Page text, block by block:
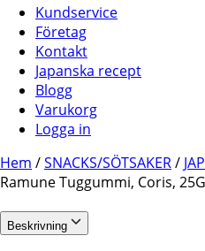
Kundservice
Företag
Kontakt
Japanska recept
Blogg
Varukorg
Logga in
Hem /SNACKS/SÖTSAKER/
Ramune Tuggummi, Coris, 25G
Beskrivning